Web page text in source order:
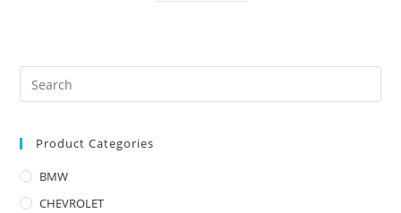
Product Categories
BMW
CHEVROLET